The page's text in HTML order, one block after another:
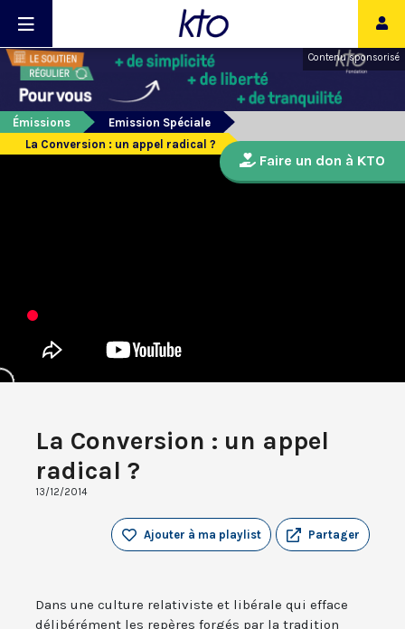
Contenu sponsorisé
Émissions
Emission Spéciale
La Conversion : un appel radical ?
La Conversion : un appel
radical ?
13/12/2014
Partager
Ajouter à ma playlist
Dans une culture relativiste et libérale qui efface
délibérément les repères forgés par la tradition
Faire un don à KTO